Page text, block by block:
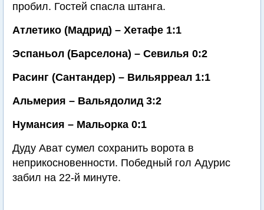
пробил. Гостей спасла штанга.
Атлетико (Мадрид) – Хетафе 1:1
Эспаньол (Барселона) – Севилья 0:2
Расинг (Сантандер) – Вильярреал 1:1
Альмерия – Вальядолид 3:2
Нумансия – Мальорка 0:1
Дуду Ават сумел сохранить ворота в
неприкосновенности. Победный гол Адурис
забил на 22-й минуте.